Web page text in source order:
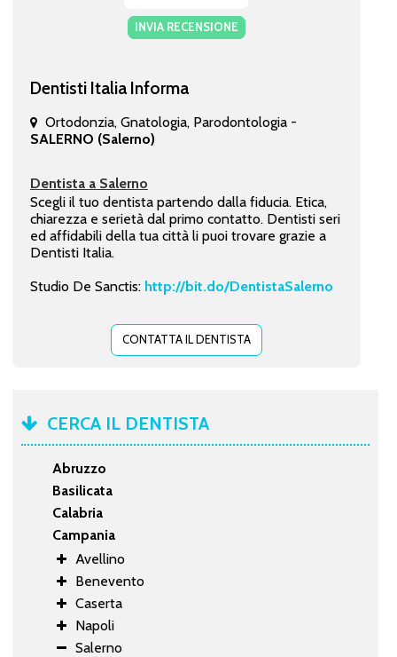
INVIA RECENSIONE
Dentisti Italia Informa
Ortodonzia, Gnatologia, Parodontologia -
SALERNO (Salerno)
Dentista a Salerno
Scegli il tuo dentista partendo dalla fiducia. Etica,
chiarezza e serietà dal primo contatto. Dentisti seri
ed affidabili della tua città li puoi trovare grazie a
Dentisti Italia.
Studio De Sanctis: http://bit.do/DentistaSalerno
CONTATTA IL DENTISTA
CERCA IL DENTISTA
Abruzzo
Basilicata
Calabria
Campania
Avellino
Benevento
Caserta
Napoli
Salerno